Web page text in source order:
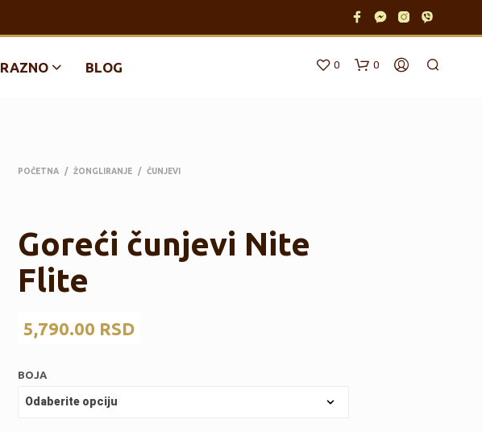
RAZNO BLOG 0 0
POČETNA / ŽONGLIRANJE / ČUNJEVI
Goreći čunjevi Nite
Flite
5,790.00 RSD
BOJA